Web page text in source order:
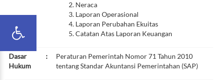
Neraca
Laporan Operasional
Laporan Perubahan Ekuitas
Catatan Atas Laporan Keuangan
Dasar
Hukum
:
Peraturan Pemerintah Nomor 71 Tahun 2010
tentang Standar Akuntansi Pemerintahan (SAP)